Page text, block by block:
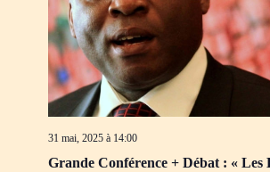
31 mai, 2025 à 14:00
Grande Conférence + Débat : «